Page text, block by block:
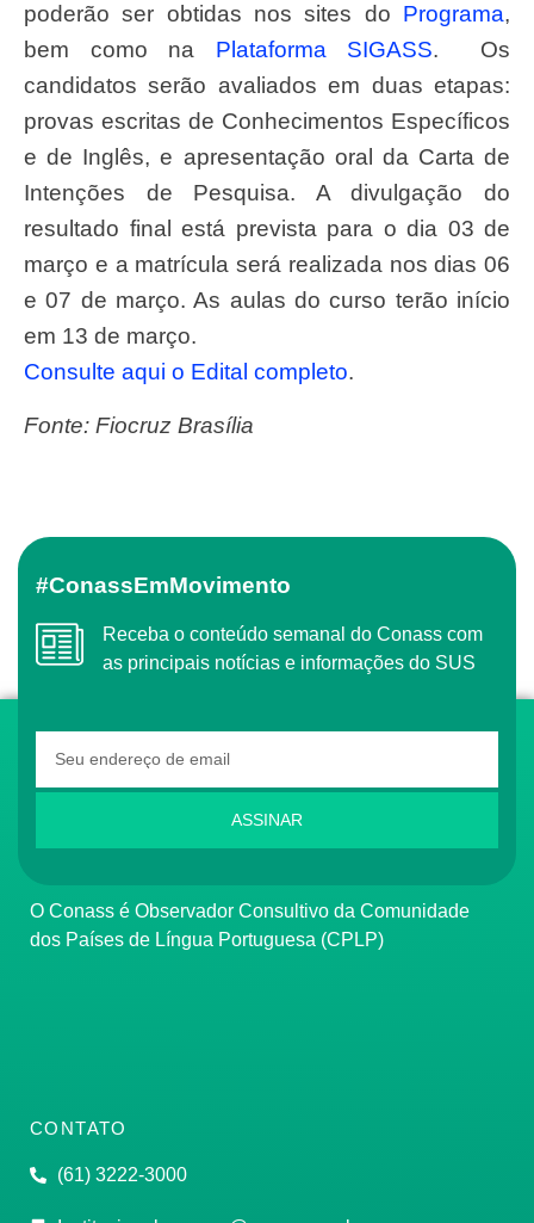
poderão ser obtidas nos sites do Programa,
bem como na Plataforma SIGASS. Os
candidatos serão avaliados em duas etapas:
provas escritas de Conhecimentos Específicos
e de Inglês, e apresentação oral da Carta de
Intenções de Pesquisa. A divulgação do
resultado final está prevista para o dia 03 de
março e a matrícula será realizada nos dias 06
e 07 de março. As aulas do curso terão início
em 13 de março.
Consulte aqui o Edital completo.
Fonte: Fiocruz Brasília
#ConassEmMovimento
Receba o conteúdo semanal do Conass com
as principais notícias e informações do SUS
ASSINAR
O Conass é Observador Consultivo da Comunidade
dos Países de Língua Portuguesa (CPLP)
CONTATO
(61) 3222-3000